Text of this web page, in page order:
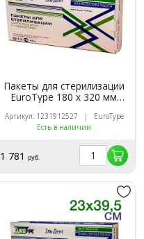
Пакеты для стерилизации
EuroТуре 180 х 320 мм
Артикул: 1231912527 | EuroType
Есть в наличии
1 781 руб.